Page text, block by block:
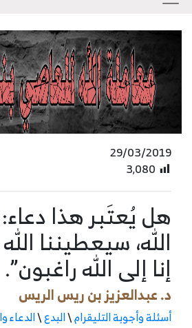
29/03/2019
3٬080
هل يُعتَبر هذا
الله، سيعطيننا
إنا إلى الله راغبون”.
د. عبدالعزيز بن ريس الريس
أسئلة وأجوبة التليقرام\البدع\الدعاء